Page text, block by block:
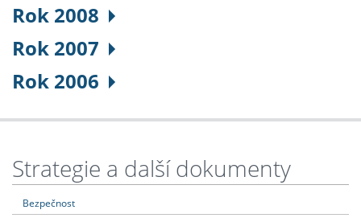
Rok 2008
Rok 2007
Rok 2006
Strategie a další dokumenty
Bezpečnost